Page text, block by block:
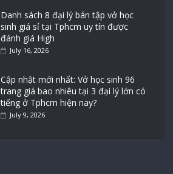
Danh sách 8 đại lý bán tập vở học
sinh giá sỉ tại Tphcm uy tín được
đánh giá High
July 16, 2026
Cập nhật mới nhất: Vở học sinh 96
trang giá bao nhiêu tại 3 đại lý lớn có
tiếng ở Tphcm hiện nay?
July 9, 2026